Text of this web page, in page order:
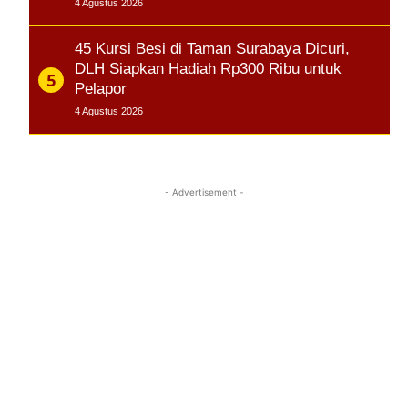
4 Agustus 2026
45 Kursi Besi di Taman Surabaya Dicuri,
DLH Siapkan Hadiah Rp300 Ribu untuk
Pelapor
4 Agustus 2026
- Advertisement -